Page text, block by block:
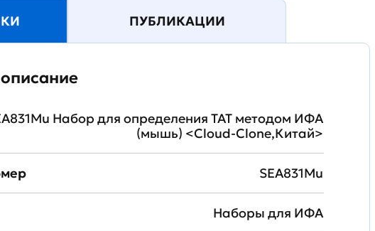
ПУБЛИКАЦИИ
Набор для определения TAT методом ИФА
(мышь) <Cloud-Clone,Китай>
SEA831Mu
Наборы для ИФА